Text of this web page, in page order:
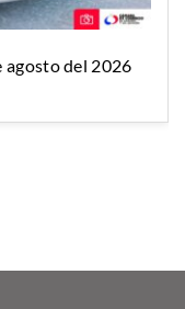
agosto del 2026